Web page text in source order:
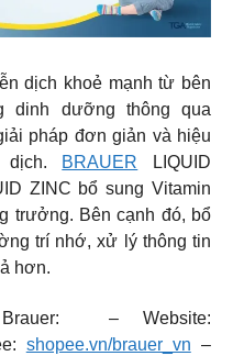
dịch khoẻ mạnh từ bên
dinh dưỡng thông qua
pháp đơn giản và hiệu
dịch.
BRAUER LIQUID
ZINC bổ sung Vitamin
trưởng. Bên cạnh đó, bổ
trí nhớ, xử lý thông tin
hơn.
– Website:
shopee.vn/brauer_vn –